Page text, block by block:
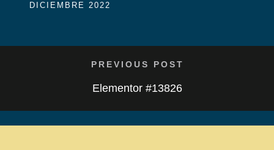
DICIEMBRE 2022
PREVIOUS POST
Elementor #13826